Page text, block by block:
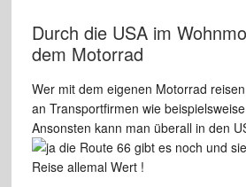
Durch die USA im
dem Motorrad
Wer mit dem eigenen Motorrad reisen
an Transportfirmen wie
Ansonsten kann man überall in den